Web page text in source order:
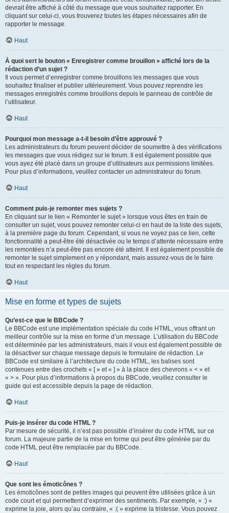
devrait être affiché à côté du message que vous souhaitez rapporter. En
cliquant sur celui-ci, vous trouverez toutes les étapes nécessaires afin de
rapporter le message.
Haut
À quoi sert le bouton « Enregistrer comme brouillon » affiché lors de la
rédaction d’un sujet ?
Il vous permet d’enregistrer comme brouillons les messages que vous
souhaitez finaliser et publier ultérieurement. Vous pouvez reprendre les
messages enregistrés comme brouillons depuis le panneau de contrôle de
l’utilisateur.
Haut
Pourquoi mon message a-t-il besoin d’être approuvé ?
Les administrateurs du forum peuvent décider de soumettre à des vérifications
les messages que vous rédigez sur le forum. Il est également possible que
vous ayez été placé dans un groupe d’utilisateurs aux permissions limitées.
Pour plus d’informations, veuillez contacter un administrateur du forum.
Haut
Comment puis-je remonter mes sujets ?
En cliquant sur le lien « Remonter le sujet » lorsque vous êtes en train de
consulter un sujet, vous pouvez remonter celui-ci en haut de la liste des sujets,
à la première page du forum. Cependant, si vous ne voyez pas ce lien, cette
fonctionnalité a peut-être été désactivée ou le temps d’attente nécessaire entre
les remontées n’a peut-être pas encore été atteint. Il est également possible de
remonter le sujet simplement en y répondant, mais assurez-vous de le faire
tout en respectant les règles du forum.
Haut
Mise en forme et types de sujets
Qu’est-ce que le BBCode ?
Le BBCode est une implémentation spéciale du code HTML, vous offrant un
meilleur contrôle sur la mise en forme d’un message. L’utilisation du BBCode
est déterminée par les administrateurs, mais il vous est également possible de
la désactiver sur chaque message depuis le formulaire de rédaction. Le
BBCode est similaire à l’architecture du code HTML, les balises sont
contenues entre des crochets « [ » et « ] » à la place des chevrons « < » et
« > ». Pour plus d’informations à propos du BBCode, veuillez consulter le
guide qui est accessible depuis la page de rédaction.
Haut
Puis-je insérer du code HTML ?
Par mesure de sécurité, il n’est pas possible d’insérer du code HTML sur ce
forum. La majeure partie de la mise en forme qui peut être générée par du
code HTML peut être remplacée par du BBCode.
Haut
Que sont les émoticônes ?
Les émoticônes sont de petites images qui peuvent être utilisées grâce à un
code court et qui permettent d’exprimer des sentiments. Par exemple, « :) »
exprime la joie, alors qu’au contraire, « :( » exprime la tristesse. Vous pouvez